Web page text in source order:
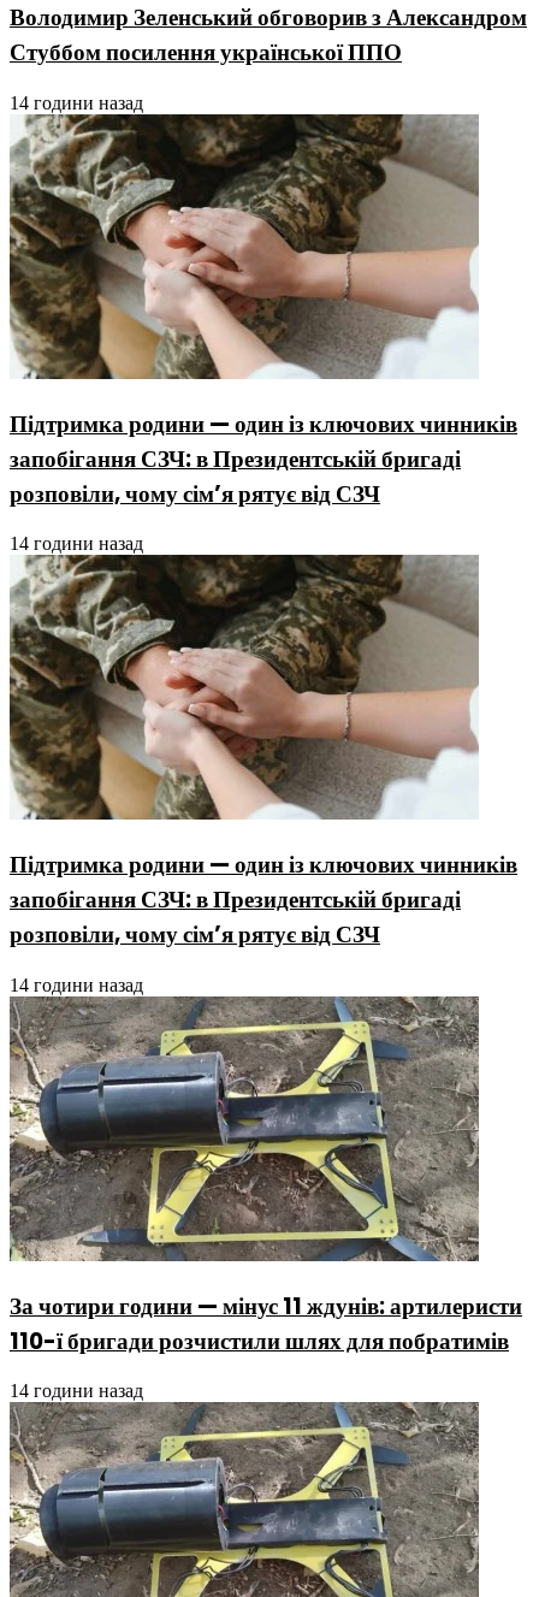
Володимир Зеленський обговорив з Александром
Стуббом посилення української ППО
14 години назад
Підтримка родини — один із ключових чинників
запобігання СЗЧ: в Президентській бригаді
розповіли, чому сім’я рятує від СЗЧ
14 години назад
Підтримка родини — один із ключових чинників
запобігання СЗЧ: в Президентській бригаді
розповіли, чому сім’я рятує від СЗЧ
14 години назад
За чотири години — мінус 11 ждунів: артилеристи
110-ї бригади розчистили шлях для побратимів
14 години назад